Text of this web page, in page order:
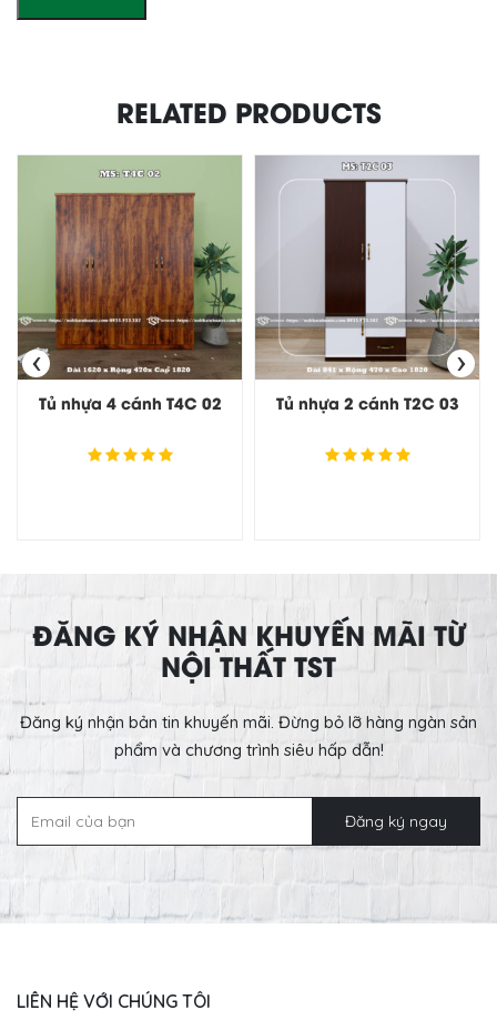
RELATED PRODUCTS
Tủ nhựa 4 cánh T4C 02 Tủ nhựa 2 cánh T2C 03
‹ ›
ĐĂNG KÝ NHẬN KHUYẾN MÃI TỪ
NỘI THẤT TST
Đăng ký nhận bản tin khuyến mãi. Đừng bỏ lỡ hàng ngàn sản
phẩm và chương trình siêu hấp dẫn!
LIÊN HỆ VỚI CHÚNG TÔI